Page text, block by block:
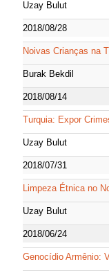
Uzay Bulut
2018/08/28
Noivas Crianças na
Burak Bekdil
2018/08/14
Turquia: Expor
Uzay Bulut
2018/07/31
Limpeza Étnica no
Uzay Bulut
2018/06/24
Genocídio Armênio: